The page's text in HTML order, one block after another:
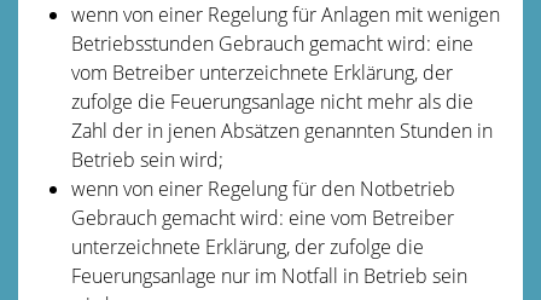
wenn von einer Regelung für Anlagen mit wenigen
Betriebsstunden Gebrauch gemacht wird: eine
vom Betreiber unterzeichnete Erklärung, der
zufolge die Feuerungsanlage nicht mehr als die
Zahl der in jenen Absätzen genannten Stunden in
Betrieb sein wird;
wenn von einer Regelung für den Notbetrieb
Gebrauch gemacht wird: eine vom Betreiber
unterzeichnete Erklärung, der zufolge die
Feuerungsanlage nur im Notfall in Betrieb sein